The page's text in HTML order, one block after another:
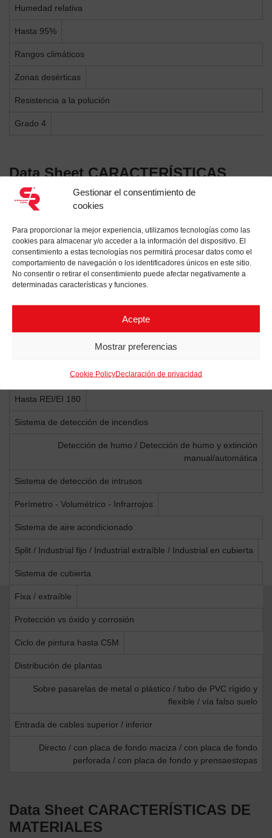
Gestionar el consentimiento de
cookies
Para proporcionar la mejor experiencia, utilizamos tecnologías como las
cookies para almacenar y/o acceder a la información del dispositivo. El
consentimiento a estas tecnologías nos permitirá procesar datos como el
comportamiento de navegación o los identificadores únicos en este sitio.
No consentir o retirar el consentimiento puede afectar negativamente a
determinadas características y funciones.
Acepte
Mostrar preferencias
Cookie PolicyDeclaración de privacidad
Humedad relativa
Hasta 95%
Rangos climáticos
Zonas desérticas
Resistencia a la polución
Grado 4
Data SheetCARACTERÍSTICAS
CONSTRUCTIVAS
Delantero - Lateral - Trasera - Superior (bajo pedido) - Inferior
(bajo pedido)
Característica IP
IP54
Modular atornillado / modular soldado / totalmente soldado
Resistencia al fuego
Hasta REI/EI 180
Sistema de detección de incendios
Detección de humo / Detección de humo y extinción
manual/automática
Sistema de detección de intrusos
Perímetro - Volumétrico - Infrarrojos
Sistema de aire acondicionado
Split / Industrial fijo / Industrial extraíble / Industrial en cubierta
Sistema de cubierta
Fixa / extraíble
Protección vs óxido y corrosión
Ciclo de pintura hasta C5M
Distribución de plantas
Sobre pasarelas de metal o plástico / tubo de PVC rígido y
flexible / vía falso suelo
Entrada de cables superior / inferior
Directo / con placa de fondo maciza / con placa de fondo
perforada / con placa de fondo y prensaestopas
Data Sheet CARACTERÍSTICAS DE
MATERIALES